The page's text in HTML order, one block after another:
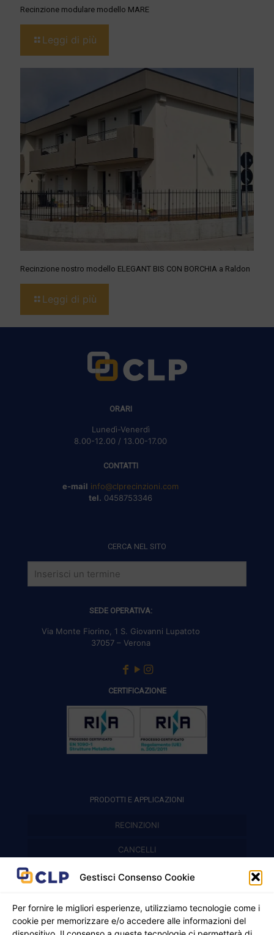
Gestisci Consenso Cookie
Per fornire le migliori esperienze, utilizziamo tecnologie come i
cookie per memorizzare e/o accedere alle informazioni del
Recinzione modulare modello MARE
Leggi di più
Recinzione nostro modello ELEGANT BIS CON BORCHIA a Raldon
Leggi di più
ORARI
Lunedì-Venerdì
8.00-12.00 / 13.00-17.00
CONTATTI
e-mail info@clprecinzioni.com
tel. 0458753346
CERCA NEL SITO
SEDE OPERATIVA:
Via Monte Fiorino, 1 S. Giovanni Lupatoto
37057 – Verona
CERTIFICAZIONE
PRODOTTI E APPLICAZIONI
RECINZIONI
Recinzioni modulari
Recinzioni a pannelli
CANCELLI
Cancelli prefabbricati
Cancelli in ferro battuto
APPLICAZIONI
Griglie e chiusini